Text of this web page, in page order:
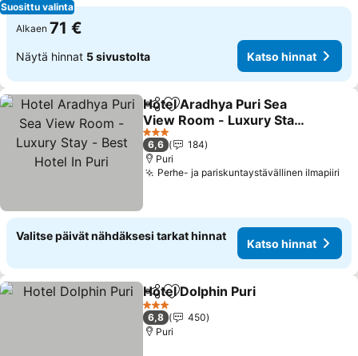
Suosittu valinta
Alkaen 71 €
Näytä hinnat 5 sivustolta Katso hinnat
Jaa Lisää suosikkeihin
Hotel Aradhya Puri Sea
View Room - Luxury Stay
- Best Hotel In Puri
Katso hinnat
3 Tähtiluokitus
6,6
184
Puri
Perhe- ja pariskuntaystävällinen ilmapiiri
Valitse päivät nähdäksesi tarkat hinnat
Katso hinnat
Jaa Lisää suosikkeihin
Hotel Dolphin Puri
3 Tähtiluokitus
6,8
450
Puri